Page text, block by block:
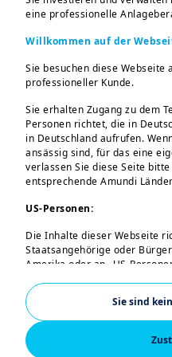
eine professionelle
Willkommen auf der
Sie besuchen diese
professioneller Kunde.
Sie erhalten Zugang zu dem
Personen richtet, die in
in Deutschland aufrufen.
ansässig sind, für das eine
verlassen Sie diese Seite
entsprechende Amundi
US-Personen:
Die Inhalte dieser Webseite
Staatsangehörige oder
Amerika oder an „US-
Securities Act von 1933.
insbesondere natürliche
Staaten von Amerika
Kapitalgesellschaften, die
eingetragen sind. Wenn Sie
Sie sind
die Kraft
Was können
Märkte aushalten?
zeigt sich bislang
Investitionen in
strategische
Jahreshälfte wird
verkraften können.
ungleichmäßig
kann
politische Risiken
gewinnen.
Spielraum und